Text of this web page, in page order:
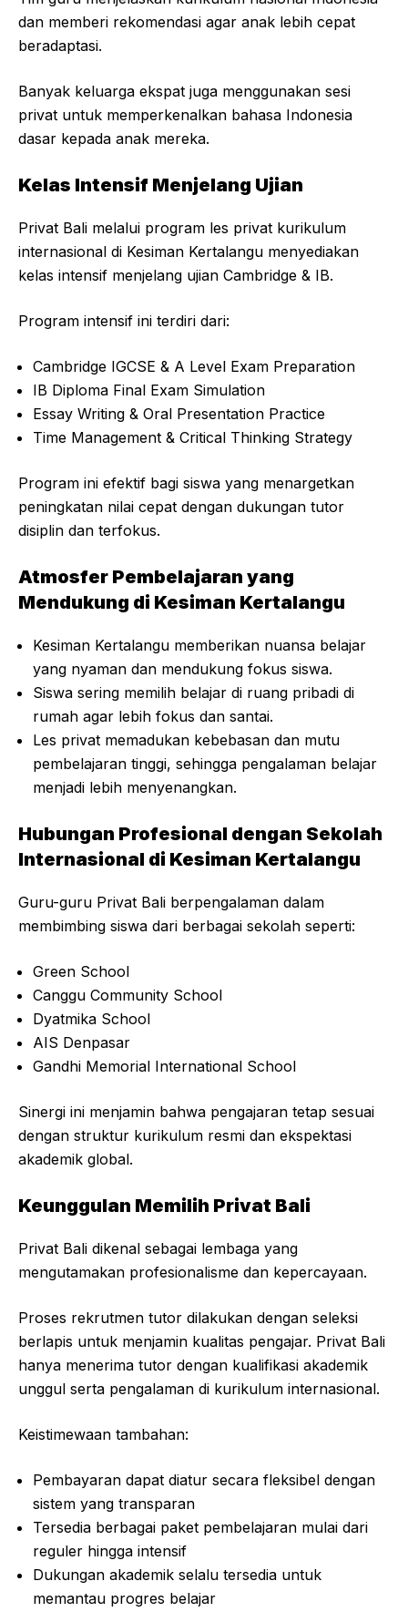
dan memberi rekomendasi agar anak lebih cepat
beradaptasi.
Banyak keluarga ekspat juga menggunakan sesi
privat untuk memperkenalkan bahasa Indonesia
dasar kepada anak mereka.
Kelas Intensif Menjelang Ujian
Privat Bali melalui program les privat kurikulum
internasional di Kesiman Kertalangu menyediakan
kelas intensif menjelang ujian Cambridge & IB.
Program intensif ini terdiri dari:
Cambridge IGCSE & A Level Exam Preparation
IB Diploma Final Exam Simulation
Essay Writing & Oral Presentation Practice
Time Management & Critical Thinking Strategy
Program ini efektif bagi siswa yang menargetkan
peningkatan nilai cepat dengan dukungan tutor
disiplin dan terfokus.
Atmosfer Pembelajaran yang
Mendukung di Kesiman Kertalangu
Kesiman Kertalangu memberikan nuansa belajar
yang nyaman dan mendukung fokus siswa.
Siswa sering memilih belajar di ruang pribadi di
rumah agar lebih fokus dan santai.
Les privat memadukan kebebasan dan mutu
pembelajaran tinggi, sehingga pengalaman belajar
menjadi lebih menyenangkan.
Hubungan Profesional dengan Sekolah
Internasional di Kesiman Kertalangu
Guru-guru Privat Bali berpengalaman dalam
membimbing siswa dari berbagai sekolah seperti:
Green School
Canggu Community School
Dyatmika School
AIS Denpasar
Gandhi Memorial International School
Sinergi ini menjamin bahwa pengajaran tetap sesuai
dengan struktur kurikulum resmi dan ekspektasi
akademik global.
Keunggulan Memilih Privat Bali
Privat Bali dikenal sebagai lembaga yang
mengutamakan profesionalisme dan kepercayaan.
Proses rekrutmen tutor dilakukan dengan seleksi
berlapis untuk menjamin kualitas pengajar. Privat Bali
hanya menerima tutor dengan kualifikasi akademik
unggul serta pengalaman di kurikulum internasional.
Keistimewaan tambahan:
Pembayaran dapat diatur secara fleksibel dengan
sistem yang transparan
Tersedia berbagai paket pembelajaran mulai dari
reguler hingga intensif
Dukungan akademik selalu tersedia untuk
memantau progres belajar